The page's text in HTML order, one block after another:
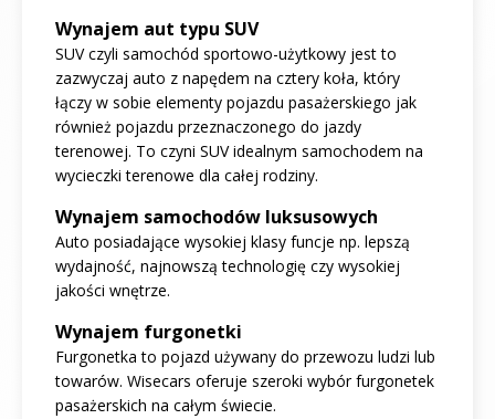
Wynajem aut typu SUV
SUV czyli samochód sportowo-użytkowy jest to
zazwyczaj auto z napędem na cztery koła, który
łączy w sobie elementy pojazdu pasażerskiego jak
również pojazdu przeznaczonego do jazdy
terenowej. To czyni SUV idealnym samochodem na
wycieczki terenowe dla całej rodziny.
Wynajem samochodów luksusowych
Auto posiadające wysokiej klasy funcje np. lepszą
wydajność, najnowszą technologię czy wysokiej
jakości wnętrze.
Wynajem furgonetki
Furgonetka to pojazd używany do przewozu ludzi lub
towarów. Wisecars oferuje szeroki wybór furgonetek
pasażerskich na całym świecie.